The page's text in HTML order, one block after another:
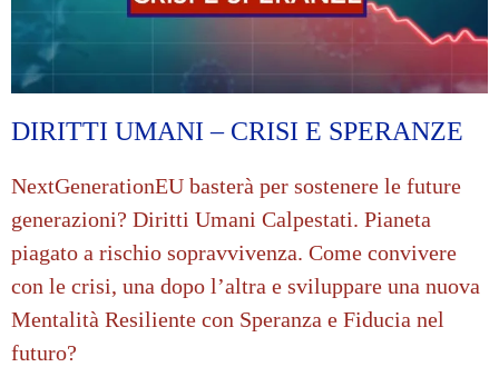
DIRITTI UMANI – CRISI E SPERANZE
NextGenerationEU basterà per sostenere le future
generazioni? Diritti Umani Calpestati. Pianeta
piagato a rischio sopravvivenza. Come convivere
con le crisi, una dopo l’altra e sviluppare una nuova
Mentalità Resiliente con Speranza e Fiducia nel
futuro?